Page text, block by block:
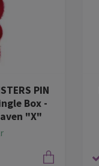
PIN
Box -
"X"